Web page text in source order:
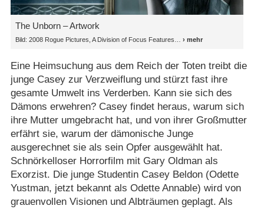
The Unborn – Artwork
Bild: 2008 Rogue Pictures, A Division of Focus Features
Eine Heimsuchung aus dem Reich der Toten treibt die
junge Casey zur Verzweiflung und stürzt fast ihre
gesamte Umwelt ins Verderben. Kann sie sich des
Dämons erwehren? Casey findet heraus, warum sich
ihre Mutter umgebracht hat, und von ihrer Großmutter
erfährt sie, warum der dämonische Junge
ausgerechnet sie als sein Opfer ausgewählt hat.
Schnörkelloser Horrorfilm mit Gary Oldman als
Exorzist. Die junge Studentin Casey Beldon (Odette
Yustman, jetzt bekannt als Odette Annable) wird von
grauenvollen Visionen und Albträumen geplagt. Als